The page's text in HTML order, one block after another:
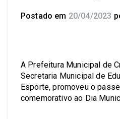
Postado em 20/04/2023
A Prefeitura Municipal de
Secretaria Municipal de
Esporte, promoveu o
comemorativo ao Dia